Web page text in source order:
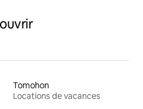
Tomohon
Locations de vacances